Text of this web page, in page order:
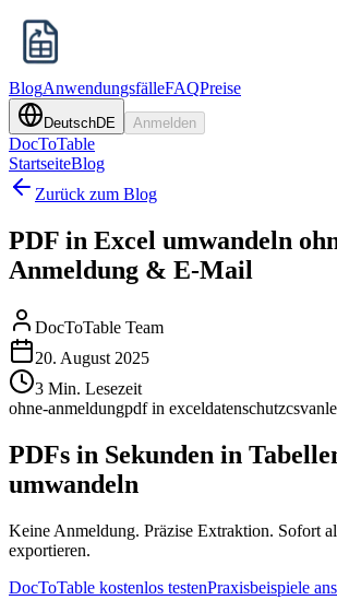
BlogAnwendungsfälleFAQPreise
DeutschDE Anmelden
DocToTable
StartseiteBlog
Zurück zum Blog
PDF in Excel umwandeln
Anmeldung & E-Mail
DocToTable Team
20. August 2025
3 Min. Lesezeit
ohne-anmeldungpdf in exceldatenschutzcsv
PDFs in Sekunden in
umwandeln
Keine Anmeldung. Präzise Extraktion. Sofort
exportieren.
DocToTable kostenlos testenPraxisbeispiele